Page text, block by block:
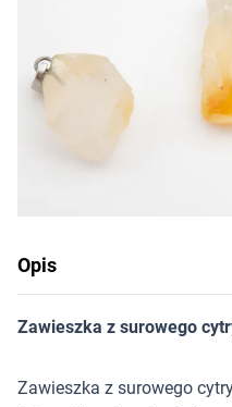
Opis
Zawieszka z surowego
Zawieszka z surowego